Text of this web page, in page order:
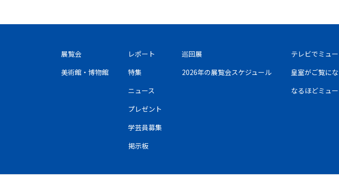
展覧会
美術館・博物館
レポート
特集
ニュース
プレゼント
学芸員募集
掲示板
巡回展
2026年の展覧会スケジュール
テレビでミュ
皇室がご覧に
なるほどミュ